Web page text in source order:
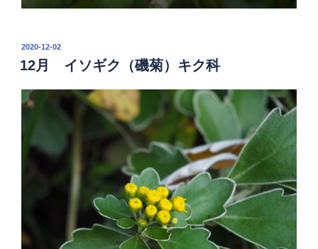
投
稿
日:
2020-12-02
12月 イソギク（磯菊）キク科